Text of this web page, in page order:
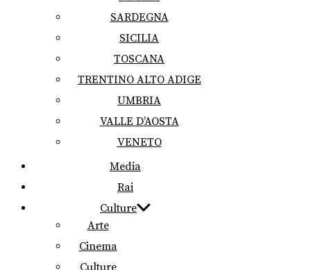
SARDEGNA
SICILIA
TOSCANA
TRENTINO ALTO ADIGE
UMBRIA
VALLE D’AOSTA
VENETO
Media
Rai
Culture
Arte
Cinema
Culture